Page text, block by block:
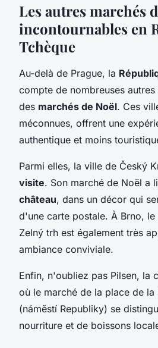
Les autres marchés
incontournables en
Tchèque
Au-delà de Prague, la
compte de nombreuses
des marchés de Noël. Ces
méconnues, offrent une
authentique et moins
Parmi elles, la ville de Český
visite. Son marché de Noël a
château, dans un décor qui
d'une carte postale. À Brno,
Zelný trh est également très
ambiance conviviale.
Enfin, n'oubliez pas Pilsen, la
où le marché de la place de la
(náměstí Republiky) se
nourriture et de boissons